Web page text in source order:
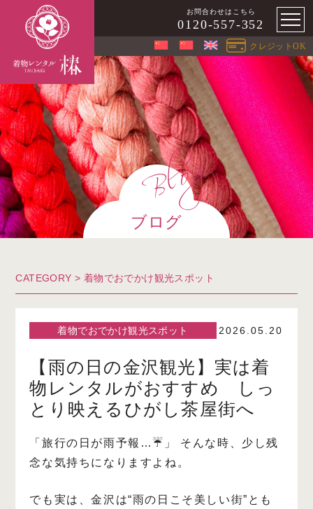
お問合わせはこちら
0120-557-352
クレジットOK
ブログ
CATEGORY > 着物でおでかけ観光スポット
着物でおでかけ観光スポット 2026.05.20
【雨の日の金沢観光】実は着
物レンタルがおすすめ しっ
とり映えるひがし茶屋街へ
「旅行の日が雨予報…☔️」
そんな時、少し残
念な気持ちになりますよね。
でも実は、金沢は“雨の日こそ美しい街”とも